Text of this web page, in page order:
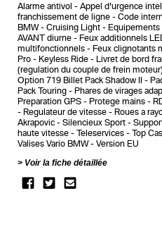
Alarme antivol Appel d'urgence
franchissement de ligne
Code
BMW
Cruising Light Equipements
AVANT diurne
Feux additionnels
multifonctionnels
Feux clignotants
Pro
Keyless Ride Livret de bord
(regulation du couple de frein moteur)
Option 719 Billet Pack Shadow II
Pack Touring
Phares de virages
Preparation GPS
Protege mains
Regulateur de vitesse
Roues a
Akrapovic
Silencieux Sport
haute vitesse
Teleservices Top
Valises Vario BMW
Version EU
Voir la fiche détaillée